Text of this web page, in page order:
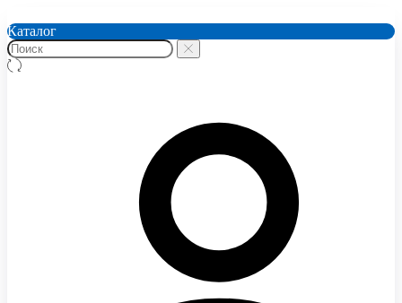
Каталог